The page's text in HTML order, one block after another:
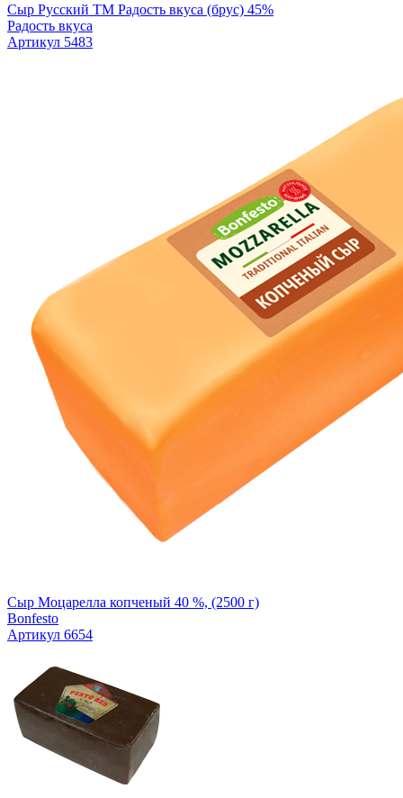
Сыр Русский TM Радость вкуса (брус) 45%
Радость вкуса
Артикул 5483
Сыр Моцарелла копченый 40 %, (2500 г)
Bonfesto
Артикул 6654